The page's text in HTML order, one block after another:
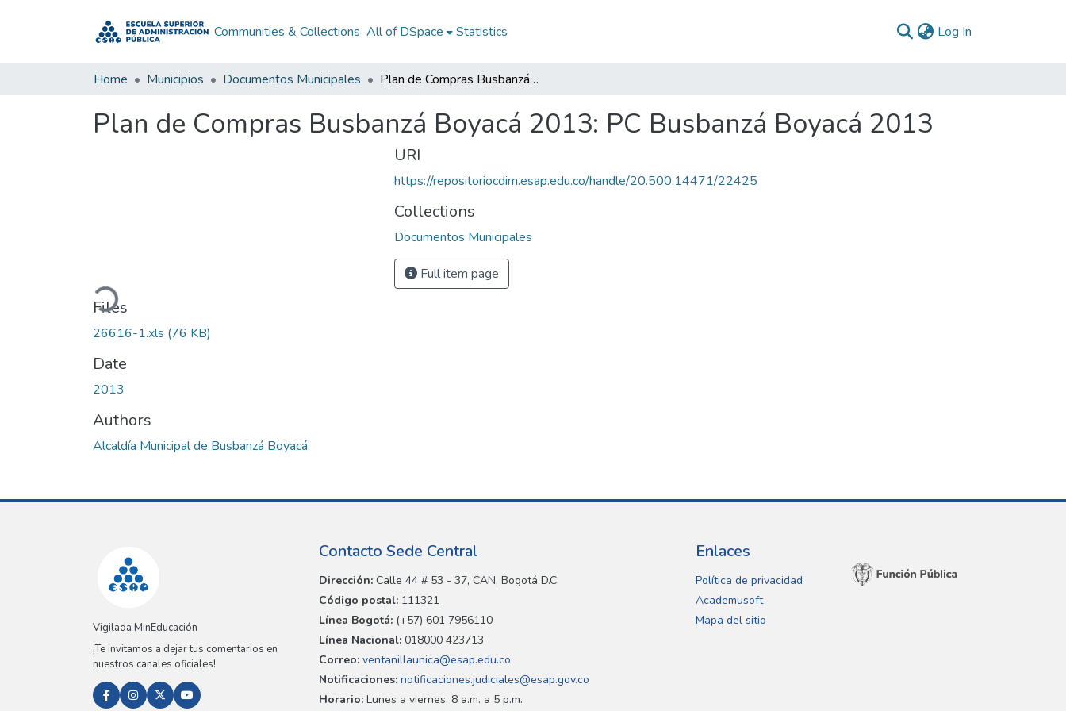
Communities & Collections All of DSpace Statistics Log In
Home Municipios Documentos Municipales Plan de Compras Busbanzá Boyacá 2013: PC Busbanzá Boyacá 2013
Plan de Compras Busbanzá Boyacá 2013: PC Busbanzá Boyacá 2013
Loading...
Files
26616-1.xls (76 KB)
Date
2013
Authors
Alcaldía Municipal de Busbanzá Boyacá
URI
https://repositoriocdim.esap.edu.co/handle/20.500.14471/22425
Collections
Documentos Municipales
Full item page
Vigilada MinEducación
¡Te invitamos a dejar tus comentarios en
nuestros canales oficiales!
Contacto Sede Central
Dirección: Calle 44 # 53 - 37, CAN, Bogotá D.C.
Código postal: 111321
Línea Bogotá: (+57) 601 7956110
Línea Nacional: 018000 423713
Correo: ventanillaunica@esap.edu.co
Notificaciones: notificaciones.judiciales@esap.gov.co
Horario: Lunes a viernes, 8 a.m. a 5 p.m.
Enlaces
Política de privacidad
Academusoft
Mapa del sitio